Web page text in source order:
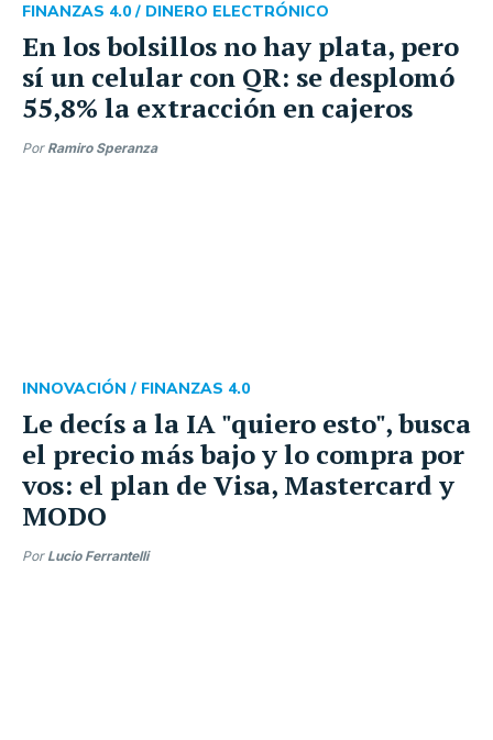
En los bolsillos no hay plata, pero
sí un celular con QR: se desplomó
55,8% la extracción en cajeros
FINANZAS 4.0 / DINERO ELECTRÓNICO
Por Ramiro Speranza
Le decís a la IA "quiero esto", busca
el precio más bajo y lo compra por
vos: el plan de Visa, Mastercard y
MODO
INNOVACIÓN / FINANZAS 4.0
Por Lucio Ferrantelli